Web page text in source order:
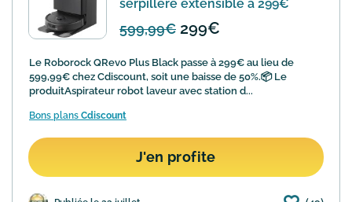
serpillère extensible à 299€
599,99€ 299€
Le Roborock QRevo Plus Black passe à 299€ au lieu de
599,99€ chez Cdiscount, soit une baisse de 50%.📦 Le
produitAspirateur robot laveur avec station d...
Bons plans Cdiscount
J'en profite